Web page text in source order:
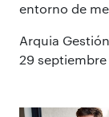
entorno de
Arquia Gestión
29